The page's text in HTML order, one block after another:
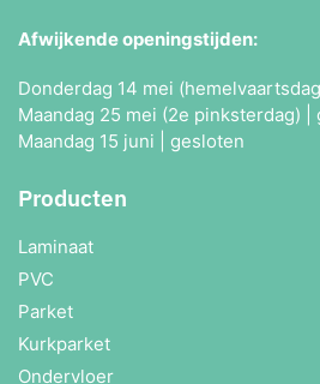
Afwijkende openingstijden:
Donderdag 14 mei
Maandag 25 mei (2e pinksterdag) |
Maandag 15 juni | gesloten
Producten
Laminaat
PVC
Parket
Kurkparket
Ondervloer